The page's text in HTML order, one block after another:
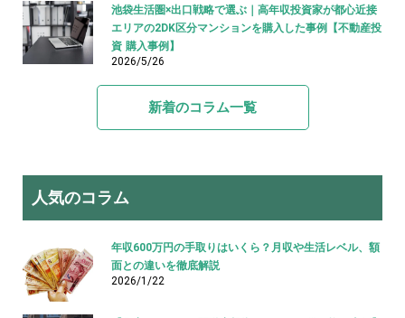
池袋生活圏×出口戦略で選ぶ｜高年収投資家が都心近接
エリアの2DK区分マンションを購入した事例【不動産投
資 購入事例】
2026/5/26
新着のコラム一覧
人気のコラム
年収600万円の手取りはいくら？月収や生活レベル、額
面との違いを徹底解説
2026/1/22